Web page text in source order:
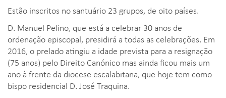
Estão inscritos no santuário 23 grupos, de oito países.
D. Manuel Pelino, que está a celebrar 30 anos de
ordenação episcopal, presidirá a todas as celebrações. Em
2016, o prelado atingiu a idade prevista para a resignação
(75 anos) pelo Direito Canónico mas ainda ficou mais um
ano à frente da diocese escalabitana, que hoje tem como
bispo residencial D. José Traquina.